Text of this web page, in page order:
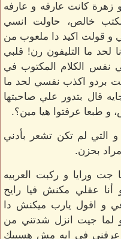
زهرة كانت عارفه و عارفه
خالص، حاولت انسي
و قولت اكيد دا ملعوب من
لحد ما التليفون رن! قلبي
نفس الكلام المكتوب في
بردو اكذب نفسي لحد ما
قال بتدور علي صاحبتها
و طبعا عرفتوا هيا مين؟.
التي لم تكن تشعر بأدني
بحزن.
ورايا و ركبت العربيه
أنا عقلي مكنش فيا رايح
و اقول يارب ميكنش دا
لما جيت انزل شدتني من
عرفني في ايه مش هسيبك